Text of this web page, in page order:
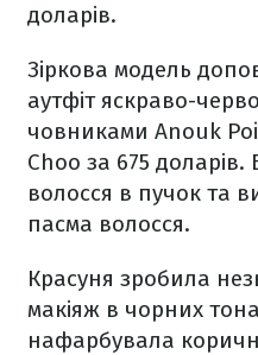
доларів.
Зіркова модель
аутфіт яскраво-
човниками Anouk
Choo за 675 доларів.
волосся в пучок та
пасма волосся.
Красуня зробила
макіяж в чорних
нафарбувала